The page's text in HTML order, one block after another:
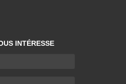
INTÉRESSE